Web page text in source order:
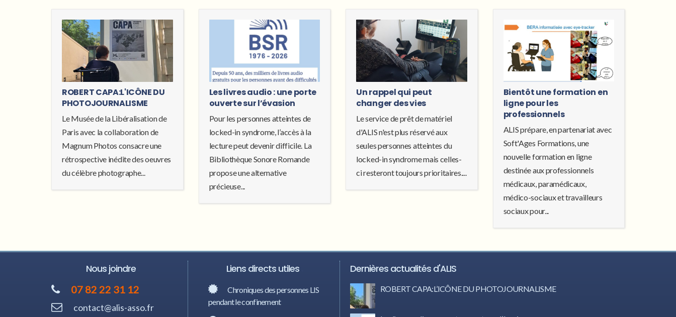
ROBERT CAPA:L'ICÔNE DU
PHOTOJOURNALISME
Le Musée de la Libéralisation de
Paris avec la collaboration de
Magnum Photos consacre une
rétrospective inédite des oeuvres
du célèbre photographe...
Les livres audio : une porte
ouverte sur l’évasion
Pour les personnes atteintes de
locked-in syndrome, l’accès à la
lecture peut devenir difficile. La
Bibliothèque Sonore Romande
propose une alternative
précieuse...
Un rappel qui peut
changer des vies
Le service de prêt de matériel
d'ALIS n'est plus réservé aux
seules personnes atteintes du
locked-in syndrome mais celles-
ci resteront toujours prioritaires....
Bientôt une formation en
ligne pour les
professionnels
ALIS prépare, en partenariat avec
Soft'Ages Formations, une
nouvelle formation en ligne
destinée aux professionnels
médicaux, paramédicaux,
médico-sociaux et travailleurs
sociaux pour...
Nous joindre
07 82 22 31 12
contact@alis-asso.fr
Liens directs utiles
Chroniques des personnes LIS
pendant le confinement
Dernières actualités d'ALIS
ROBERT CAPA:L’ICÔNE DU PHOTOJOURNALISME